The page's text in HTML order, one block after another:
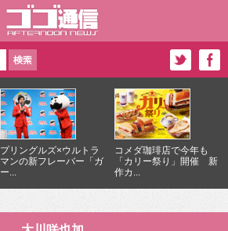
プリングルズ×ウルトラ
マンの新フレーバー「ガ
ー...
コメダ珈琲店で今年も
「カリー祭り」開催 新
作カ...